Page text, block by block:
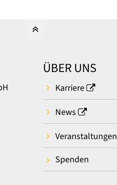
ÜBER UNS
Karriere
News
Veranstaltungen
Spenden